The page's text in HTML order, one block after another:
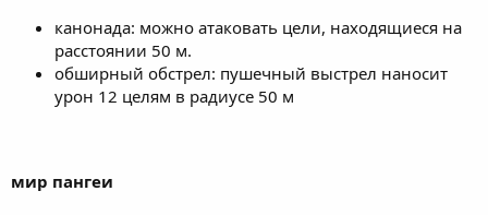
канонада: можно атаковать цели, находящиеся на
расстоянии 50 м.
обширный обстрел: пушечный выстрел наносит
урон 12 целям в радиусе 50 м
мир пангеи